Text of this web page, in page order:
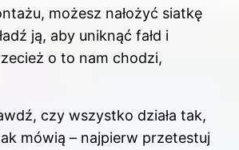
możesz nałożyć siatkę
ją, aby uniknąć fałd i
o to nam chodzi,
czy wszystko działa tak,
mówią – najpierw przetestuj